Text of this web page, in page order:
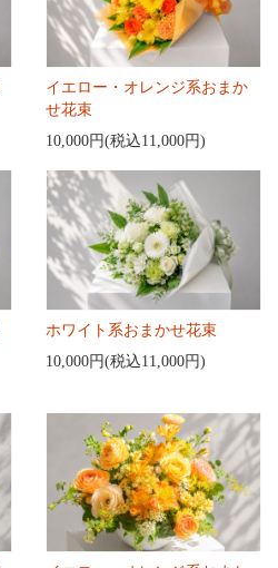
イエロー・オレンジ系おまか
せ花束
10,000円(税込11,000円)
ホワイト系おまかせ花束
10,000円(税込11,000円)